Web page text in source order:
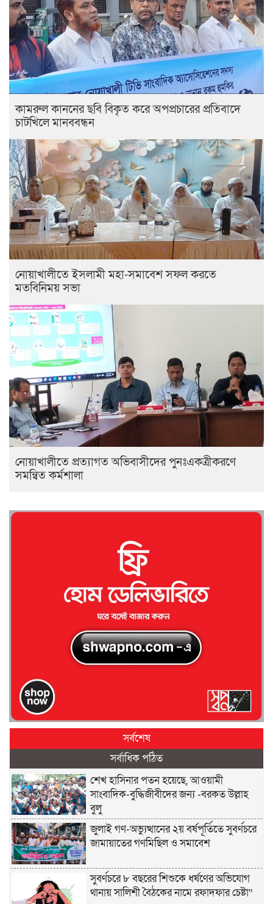
কামরুল কাননের ছবি বিকৃত করে অপপ্রচারের প্রতিবাদে
চাটখিলে মানববন্ধন
নোয়াখালীতে ইসলামী মহা-সমাবেশ সফল করতে
মতবিনিময় সভা
নোয়াখালীতে প্রত্যাগত অভিবাসীদের পুনঃএকত্রীকরণে
সমন্বিত কর্মশালা
সর্বশেষ
সর্বাধিক পঠিত
শেখ হাসিনার পতন হয়েছে, আওয়ামী
সাংবাদিক-বুদ্ধিজীবীদের জন্য -বরকত উল্লাহ
বুলু
জুলাই গণ-অভ্যুত্থানের ২য় বর্ষপূর্তিতে সুবর্ণচরে
জামায়াতের গণমিছিল ও সমাবেশ
সুবর্ণচরে ৮ বছরের শিশুকে ধর্ষণের অভিযোগ
থানায় সালিশী বৈঠকের নামে রফাদফার চেষ্টা“